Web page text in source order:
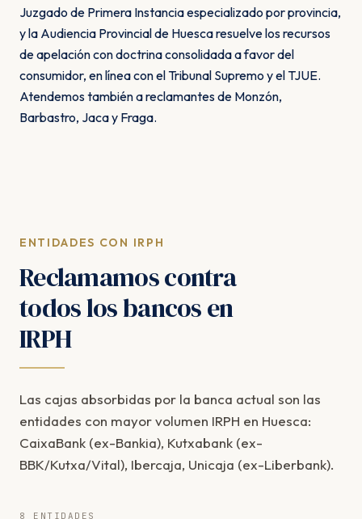
Juzgado de Primera Instancia especializado por provincia,
y la Audiencia Provincial de Huesca resuelve los recursos
de apelación con doctrina consolidada a favor del
consumidor, en línea con el Tribunal Supremo y el TJUE.
Atendemos también a reclamantes de Monzón,
Barbastro, Jaca y Fraga.
ENTIDADES CON IRPH
Reclamamos contra
todos los bancos en
IRPH
Las cajas absorbidas por la banca actual son las
entidades con mayor volumen IRPH en Huesca:
CaixaBank (ex-Bankia), Kutxabank (ex-
BBK/Kutxa/Vital), Ibercaja, Unicaja (ex-Liberbank).
8 ENTIDADES